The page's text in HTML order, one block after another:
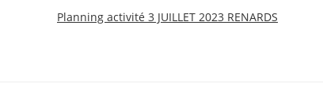
Planning activité 3 JUILLET 2023 RENARDS